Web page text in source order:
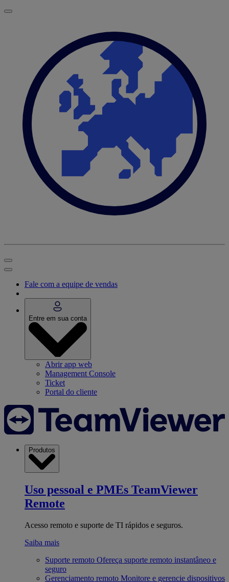
Fale com a equipe de vendas
Entre em sua conta
Abrir app web
Management Console
Ticket
Portal do cliente
Produtos
Uso pessoal e PMEs TeamViewer
Remote
Acesso remoto e suporte de TI rápidos e seguros.
Saiba mais
Suporte remoto Ofereça suporte remoto instantâneo e
seguro
Gerenciamento remoto Monitore e gerencie dispositivos